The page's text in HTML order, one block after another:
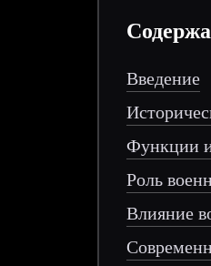
Введение
Функции
Роль
Влияние